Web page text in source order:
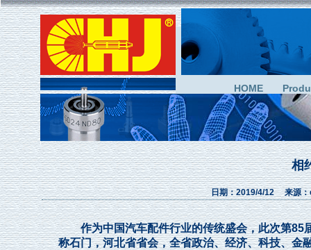
HOME
相
日期：2019/4/12 来源
作为中国汽车配件行业的传统盛会，此次第85届
称石门，河北省省会，全省政治、经济、科技、金